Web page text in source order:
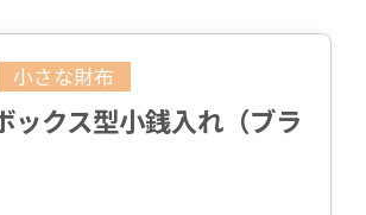
小さな財布
ックス型小銭入れ（ブラ